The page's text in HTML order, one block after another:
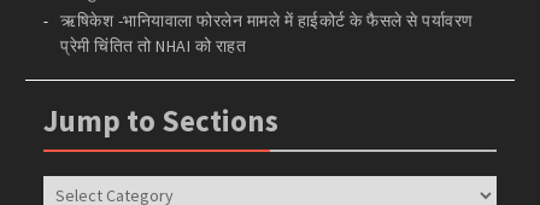
ऋषिकेश -भानियावाला फोरलेन मामले में हाईकोर्ट के फैसले से पर्यावरण
प्रेमी चिंतित तो NHAI को राहत
Jump to Sections
Jump